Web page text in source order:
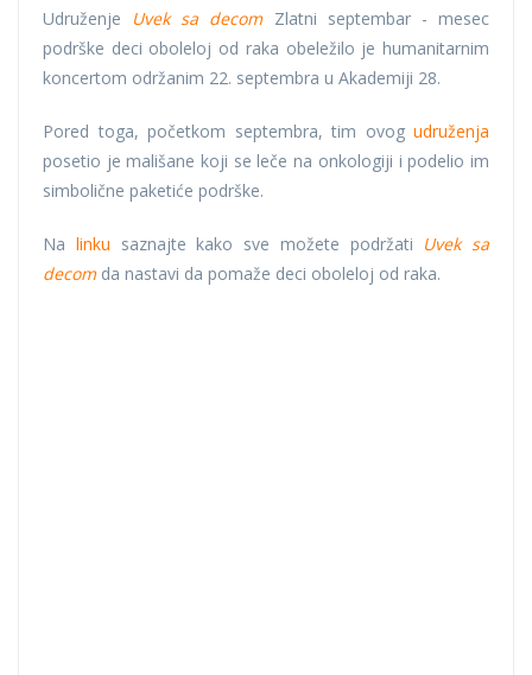
Udruženje Uvek sa decomZlatni septembar - mesec
podrške deci oboleloj od raka obeležilo je humanitarnim
koncertom održanim 22. septembra u Akademiji 28.
Pored toga, početkom septembra, tim ovog udruženja
posetio je mališane koji se leče na onkologiji i podelio im
simbolične paketiće podrške.
Na linku saznajte kako sve možete podržati Uvek sa
decomda nastavi da pomaže deci oboleloj od raka.